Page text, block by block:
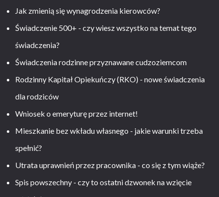
Jak zmienią się wynagrodzenia kierowców?
Świadczenie 500+ - czy wiesz wszystko na temat tego
świadczenia?
Świadczenia rodzinne przyznawane cudzoziemcom
Rodzinny Kapitał Opiekuńczy (RKO) - nowe świadczenia
dla rodziców
Wniosek o emeryturę przez internet!
Mieszkanie bez wkładu własnego - jakie warunki trzeba
spełnić?
Utrata uprawnień przez pracownika - co się z tym wiąże?
Spis powszechny - czy to ostatni dzwonek na wzięcie